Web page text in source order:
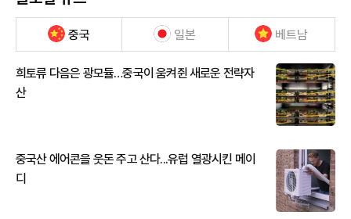
중국 일본 베트남
희토류 다음은 광모듈…중국이 움켜쥔 새로운 전략자
산
중국산 에어콘을 웃돈 주고 산다...유럽 열광시킨 메이
디